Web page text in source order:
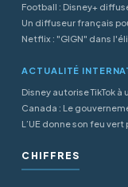
Football : Disney+
Un diffuseur français
Netflix : "GIGN" dans
ACTUALITÉ
Disney autorise TikTok
Canada : Le
L’UE donne son feu
CHIFFRES